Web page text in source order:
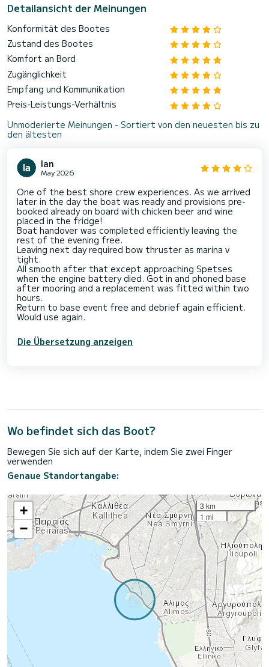
Detailansicht der Meinungen
Konformität des Bootes
Zustand des Bootes
Komfort an Bord
Zugänglichkeit
Empfang und Kommunikation
Preis-Leistungs-Verhältnis
Unmoderierte Meinungen - Sortiert von den neuesten bis zu
den ältesten
Ian
May 2026
One of the best shore crew experiences. As we arrived
later in the day the boat was ready and provisions pre-
booked already on board with chicken beer and wine
placed in the fridge!
Boat handover was completed efficiently leaving the
rest of the evening free.
Leaving next day required bow thruster as marina v
tight.
All smooth after that except approaching Spetses
when the engine battery died. Got in and phoned base
after mooring and a replacement was fitted within two
hours.
Return to base event free and debrief again efficient.
Would use again.
Die Übersetzung anzeigen
Wo befindet sich das Boot?
Bewegen Sie sich auf der Karte, indem Sie zwei Finger
verwenden
Genaue Standortangabe:
+
−
3 km
1 mi